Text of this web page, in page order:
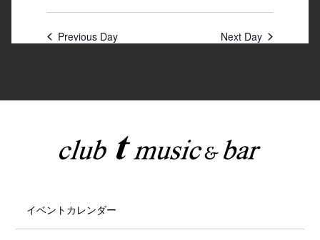
Previous Day Next Day
イベントカレンダー